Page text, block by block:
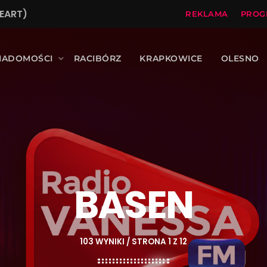
REKLAMA
RACIBÓRZ KRAPKOWICE OLESNO
BASEN
103 WYNIKI / STRONA 1 Z 12